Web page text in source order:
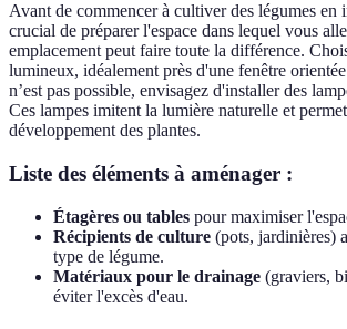
Avant de commencer à cultiver des légumes en
crucial de préparer l'espace dans lequel vous
emplacement peut faire toute la différence.
lumineux, idéalement près d'une fenêtre
n’est pas possible, envisagez d'installer des
Ces lampes imitent la lumière naturelle et
développement des plantes.
Liste des éléments à aménager :
Étagères ou tables pour maximiser
Récipients de culture (pots, jardinières)
type de légume.
Matériaux pour le drainage (graviers,
éviter l'excès d'eau.